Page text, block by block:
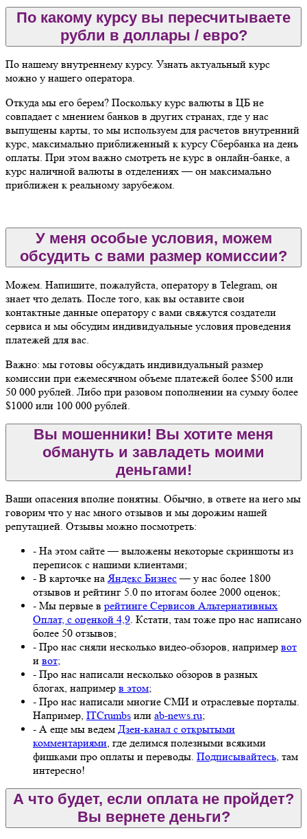
По какому курсу вы пересчитываете
рубли в доллары / евро?
По нашему внутреннему курсу. Узнать актуальный курс
можно у нашего оператора.
Откуда мы его берем? Поскольку курс валюты в ЦБ не
совпадает с мнением банков в других странах, где у нас
выпущены карты, то мы используем для расчетов внутренний
курс, максимально приближенный к курсу Сбербанка на день
оплаты. При этом важно смотреть не курс в онлайн-банке, а
курс наличной валюты в отделениях — он максимально
приближен к реальному зарубежом.
У меня особые условия, можем
обсудить с вами размер комиссии?
Можем. Напишите, пожалуйста, оператору в Telegram, он
знает что делать. После того, как вы оставите свои
контактные данные оператору с вами свяжутся создатели
сервиса и мы обсудим индивидуальные условия проведения
платежей для вас.
Важно: мы готовы обсуждать индивидуальный размер
комиссии при ежемесячном объеме платежей более $500 или
50 000 рублей. Либо при разовом пополнении на сумму более
$1000 или 100 000 рублей.
Вы мошенники! Вы хотите меня
обмануть и завладеть моими
деньгами!
Ваши опасения вполне понятны. Обычно, в ответе на него мы
говорим что у нас много отзывов и мы дорожим нашей
репутацией. Отзывы можно посмотреть:
- На этом сайте — выложены некоторые скриншоты из
переписок с нашими клиентами;
- В карточке наЯндекс Бизнес— у нас более 1800
отзывов и рейтинг 5.0 по итогам более 2000 оценок;
- Мы первые в рейтинге Сервисов Альтернативных
Оплат, с оценкой 4,9. Кстати, там тоже про нас написано
более 50 отзывов;
- Про нас сняли несколько видео-обзоров, например вот
и вот;
- Про нас написали несколько обзоров в разных
блогах, например в этом;
- Про нас написали многие СМИ и отраслевые порталы.
Например, ITCrumbs или ab-news.ru;
- А еще мы ведем Дзен-канал с открытыми
комментариями, где делимся полезными всякими
фишками про оплаты и переводы. Подписывайтесь, там
интересно!
А что будет, если оплата не пройдет?
Вы вернете деньги?